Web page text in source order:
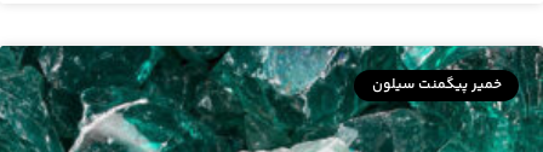
خمیر پیگمنت سیلون